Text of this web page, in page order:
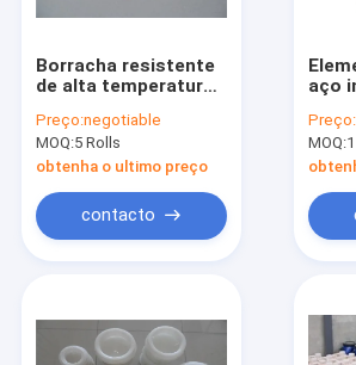
Borracha resistente
de alta temperatura
costa do selo de
filtro 85 - 90 do ar
Preço:negotiable
MOQ:5 Rolls
obtenha o ultimo preço
contacto
aço
ar
Preço:
MOQ: